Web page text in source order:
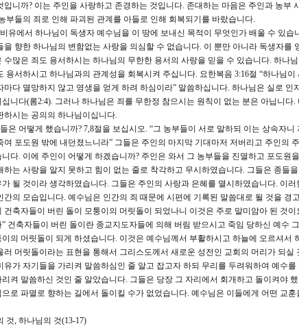
입니까? 이는 주인을 사랑하고 존경하는 것입니다. 존대하는 마음은 주인과 농부
부들의 죄로 인해 파괴된 관계를 아들로 인해 회복되기를 바랐습니다.
유에서 하나님이 독생자 예수님을 이 땅에 보내신 목적이 무엇인가 배울 수 있
을 향한 하나님의 변함없는 사랑을 의심할 수 없습니다. 이 뿐만 아니라 독생자를
수많은 죄도 용서하시는 하나님의 무한한 용서의 사랑을 믿을 수 있습니다. 하나
용서하시고 하나님과의 관계성을 회복시켜 주십니다. 요한복음 3:16절 “하나님
마다 멸망하지 않고 영생을 얻게 하려 하심이라” 말씀하십니다. 하나님은 실로
십니다(롬2:4). 그러나 하나님은 죄를 무한정 참으시는 원칙이 없는 분은 아닙니다
하시는 공의의 하나님이십니다.
은 어떻게 했습니까? 7,8절을 보십시오. “그 농부들이 서로 말하되 이는 상속자
여 포도원 밖에 내던졌느니라” 그들은 주인의 마지막 기대마저 저버리고 주인의
니다. 이에 주인이 어떻게 하겠습니까? 주인은 와서 그 농부들을 진멸하고 포도원
하는 사랑을 알지 못하고 힘이 없는 줄로 착각하고 무시하였습니다. 그들은 종들
가 될 것이라 생각하였습니다. 그들은 주인의 사랑과 은혜를 멸시하였습니다. 이
간의 모습입니다. 예수님은 인간의 죄 때문에 시편에 기록된 말씀대로 될 것을 경
건축자들이 버린 돌이 모퉁이의 머릿돌이 되었나니 이것은 주로 말미암아 된 것
건축자들이 버린 돌이란 종교지도자들에 의해 버림 받으시고 죽임 당하신 예수
이의 머릿돌이 되게 하셨습니다. 이것은 예수님께서 부활하시고 하늘에 오르셔서
러 머릿돌이라는 표현을 통해서 그리스도께서 새로운 성전인 교회의 머리가 되실
유가 자기들을 가리켜 말씀하심인 줄 알고 잡고자 하되 무리를 두려워하여 예수
켜 말씀하신 것인 줄 알았습니다. 그들은 당장 그 자리에서 회개하고 돌이켜야
으로 파멸로 향하는 길에서 돌이킬 수가 없었습니다. 예수님은 이들에게 어떤 교훈
것, 하나님의 것(13-17)